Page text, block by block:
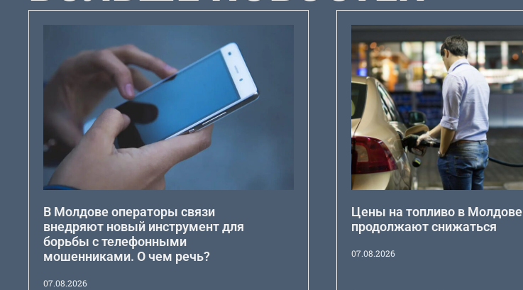
В Молдове операторы связи
внедряют новый инструмент для
борьбы с телефонными
мошенниками. О чем речь?
07.08.2026
Цены на топливо в Молдове
продолжают снижаться
07.08.2026